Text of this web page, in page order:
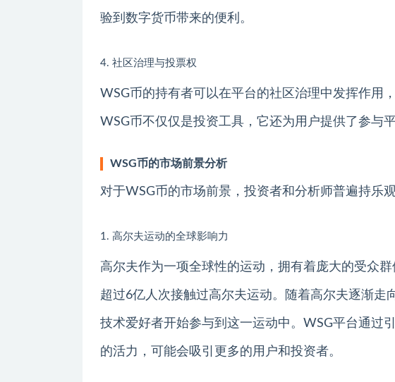
验到数字货币带来的便利。
4. 社区治理与投票权
WSG币的持有者可以在平台的社区治理中发挥作用
WSG币不仅仅是投资工具，它还为用户提供了参与
WSG币的市场前景分析
对于WSG币的市场前景，投资者和分析师普遍持乐
1. 高尔夫运动的全球影响力
高尔夫作为一项全球性的运动，拥有着庞大的受众
超过6亿人次接触过高尔夫运动。随着高尔夫逐渐走
技术爱好者开始参与到这一运动中。WSG平台通过
的活力，可能会吸引更多的用户和投资者。